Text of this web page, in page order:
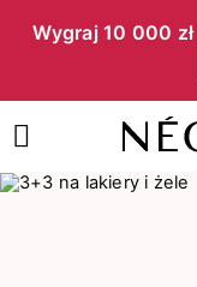
Wygraj 10 000